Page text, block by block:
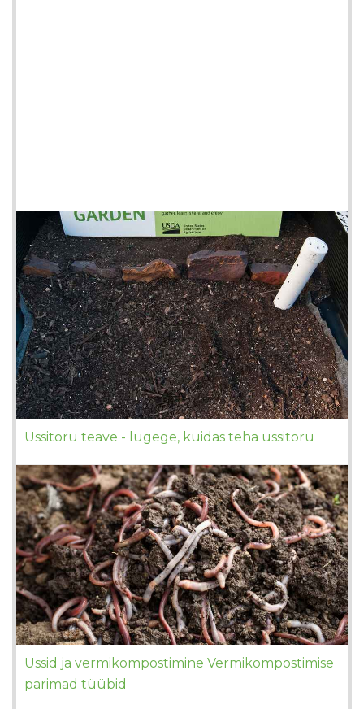
Ussitoru teave - lugege, kuidas teha ussitoru
Ussid ja vermikompostimine Vermikompostimise
parimad tüübid